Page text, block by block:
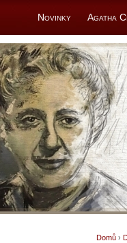
Novinky Agatha
Domů ›